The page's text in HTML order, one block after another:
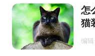
怎
猫
编辑